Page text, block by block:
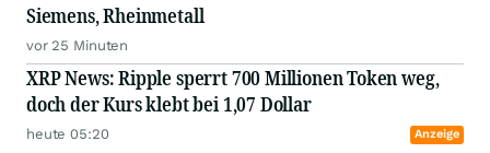
Siemens, Rheinmetall
vor 25 Minuten
XRP News: Ripple sperrt 700 Millionen Token weg,
doch der Kurs klebt bei 1,07 Dollar
heute 05:20 Anzeige